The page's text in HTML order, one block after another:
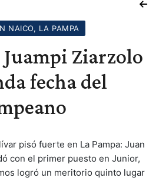
NAICO, LA PAMPA
Ziarzolo
fecha del
pisó fuerte en La Pampa: Juan
con el primer puesto en Junior,
logró un meritorio quinto lugar